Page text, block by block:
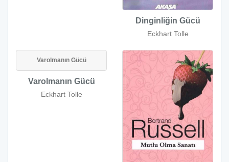
Dinginliğin Gücü
Eckhart Tolle
Varolmanın Gücü
Varolmanın Gücü
Eckhart Tolle